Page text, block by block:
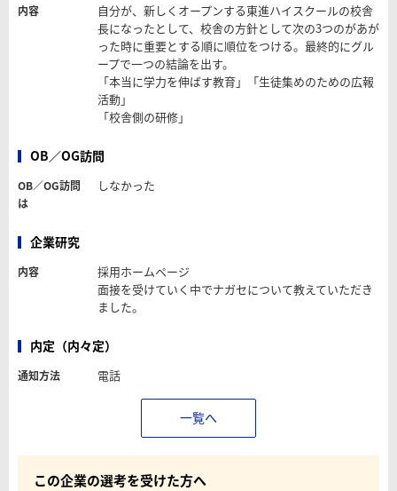
内容
自分が、新しくオープンする東進ハイスクールの校舎
長になったとして、校舎の方針として次の3つのがあが
った時に重要とする順に順位をつける。最終的にグル
ープで一つの結論を出す。
「本当に学力を伸ばす教育」「生徒集めのための広報
活動」
「校舎側の研修」
OB／OG訪問
OB／OG訪問
は
しなかった
企業研究
内容
採用ホームページ
面接を受けていく中でナガセについて教えていただき
ました。
内定（内々定）
通知方法 電話
一覧へ
この企業の選考を受けた方へ